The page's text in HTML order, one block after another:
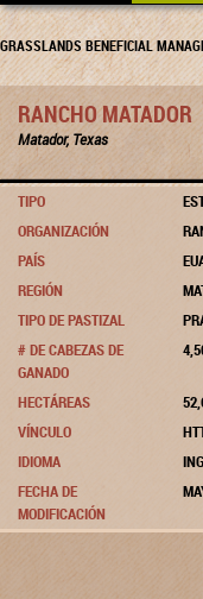
GRASSLANDS BENEFICIAL
RANCHO MATADOR
Matador, Texas
TIPO
ORGANIZACIÓN
PAÍS
REGIÓN
TIPO DE PASTIZAL
# DE CABEZAS DE
GANADO
HECTÁREAS
VÍNCULO
IDIOMA
FECHA DE
MODIFICACIÓN